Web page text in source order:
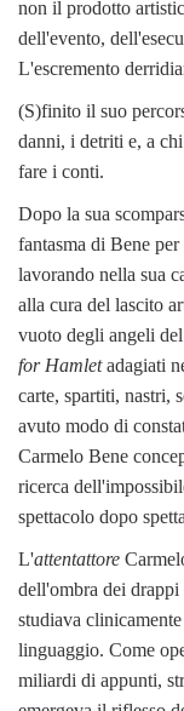
non il prodotto
dell'evento,
L'escremento
(S)finito il suo
danni, i detriti e, a
fare i conti.
Dopo la sua
fantasma di Bene
lavorando nella sua
alla cura del lascito
vuoto degli angeli
for Hamletadagiati
carte, spartiti, nastri,
avuto modo di
Carmelo Bene
ricerca
spettacolo dopo
L'attentattore
dell'ombra dei drappi
studiava
linguaggio. Come
miliardi di appunti,